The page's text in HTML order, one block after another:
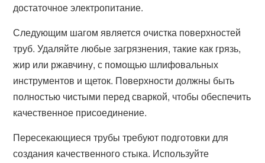
достаточное электропитание.
Следующим шагом является очистка поверхностей
труб. Удаляйте любые загрязнения, такие как грязь,
жир или ржавчину, с помощью шлифовальных
инструментов и щеток. Поверхности должны быть
полностью чистыми перед сваркой, чтобы обеспечить
качественное присоединение.
Пересекающиеся трубы требуют подготовки для
создания качественного стыка. Используйте